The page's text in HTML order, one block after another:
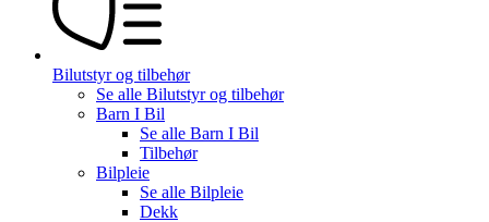
Bilutstyr og tilbehør
Se alle Bilutstyr og tilbehør
Barn I Bil
Se alle Barn I Bil
Tilbehør
Bilpleie
Se alle Bilpleie
Dekk